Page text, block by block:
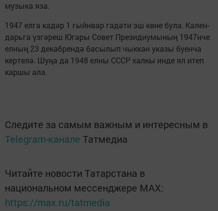
музыка яза.
1947 елга кадәр 1 гыйнвар гадәти эш көне була. Кален­
дарьга үзгәреш Югары Совет Президиумының 1947нче
елның 23 декабрендә басылып чыккан указы буенча
кертелә. Шуңа да 1948 елны СССР халкы инде ял итеп
каршы ала.
Следите за самым важным и интересным в
Telegram-канале Татмедиа
Читайте новости Татарстана в
национальном мессенджере MАХ:
https://max.ru/tatmedia